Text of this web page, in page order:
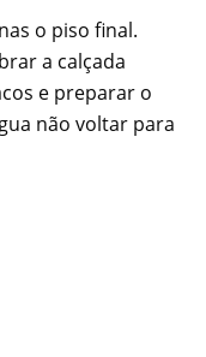
o piso final.
a calçada
e preparar o
não voltar para